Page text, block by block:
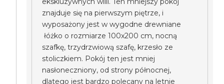
znajduje się na pierwszym piętrze, i
wyposażony jest w wygodne drewniane
łóżko o rozmiarze 100x200 cm, nocną
szafkę, trzydrzwiową szafę, krzesło ze
stoliczkiem. Pokój ten jest mniej
nasłoneczniony, od strony północnej,
dlatego jest bardzo polecany na letnie